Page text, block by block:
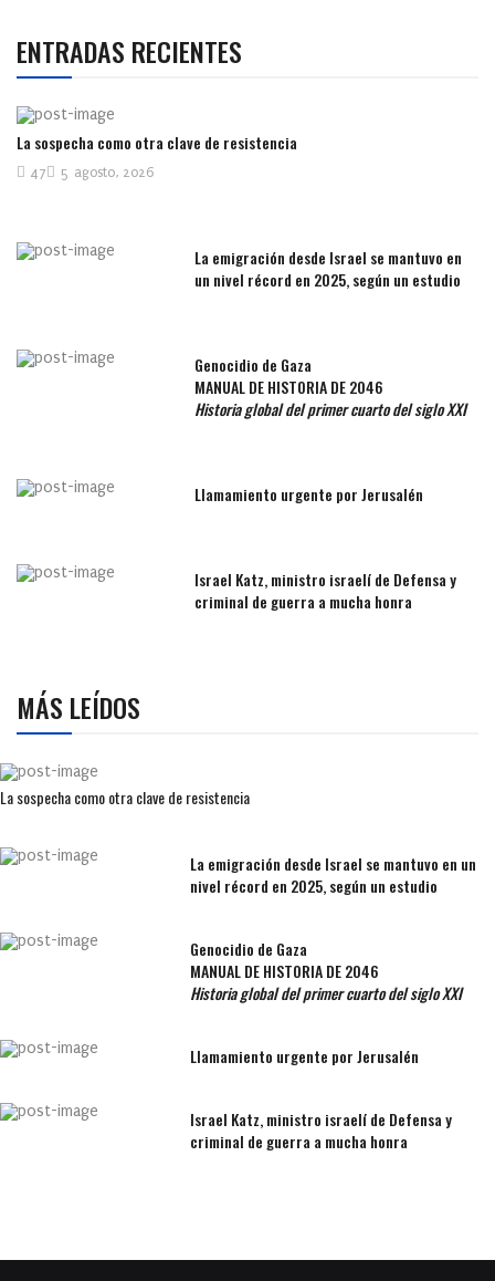
ENTRADAS RECIENTES
La sospecha como otra clave de resistencia
5 agosto, 2026
47
La emigración desde Israel se mantuvo en
un nivel récord en 2025, según un estudio
Genocidio de Gaza
MANUAL DE HISTORIA DE 2046
Historia global del primer cuarto del siglo XXI
Llamamiento urgente por Jerusalén
Israel Katz, ministro israelí de Defensa y
criminal de guerra a mucha honra
MÁS LEÍDOS
La sospecha como otra clave de resistencia
La emigración desde Israel se mantuvo en un
nivel récord en 2025, según un estudio
Genocidio de Gaza
MANUAL DE HISTORIA DE 2046
Historia global del primer cuarto del siglo XXI
Llamamiento urgente por Jerusalén
Israel Katz, ministro israelí de Defensa y
criminal de guerra a mucha honra